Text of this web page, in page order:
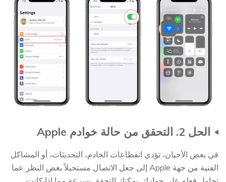
الحل 2. التحقق من حالة خوادم Apple
في بعض الأحيان، تؤدي انقطاعات الخادم، التحديثات، أو المشاكل
الفنية من جهة Apple إلى جعل الاتصال مستحيلاً بغض النظر عما